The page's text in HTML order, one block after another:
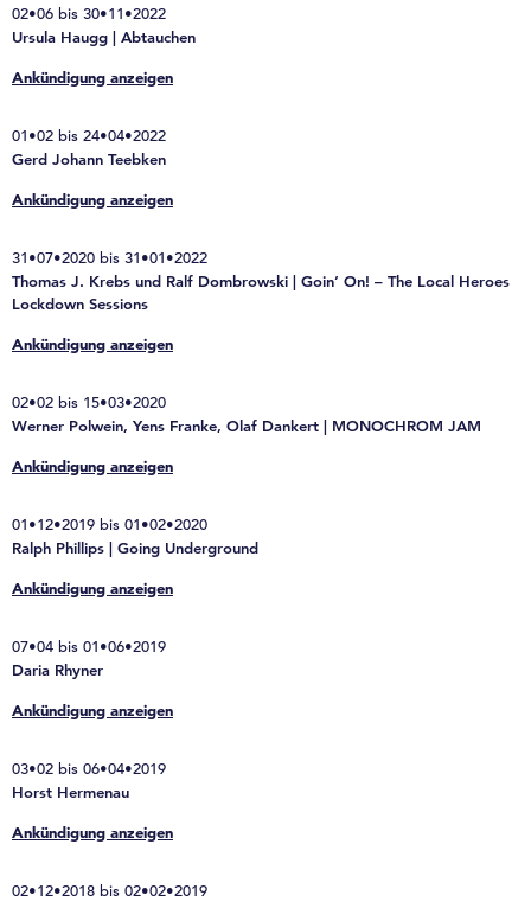
02•06 bis 30•11•2022
Ursula Haugg | Abtauchen
Ankündigung anzeigen
01•02 bis 24•04•2022
Gerd Johann Teebken
Ankündigung anzeigen
31•07•2020 bis 31•01•2022
Thomas J. Krebs und Ralf Dombrowski | Goin’ On! – The Local Heroes
Lockdown Sessions
Ankündigung anzeigen
02•02 bis 15•03•2020
Werner Polwein, Yens Franke, Olaf Dankert | MONOCHROM JAM
Ankündigung anzeigen
01•12•2019 bis 01•02•2020
Ralph Phillips | Going Underground
Ankündigung anzeigen
07•04 bis 01•06•2019
Daria Rhyner
Ankündigung anzeigen
03•02 bis 06•04•2019
Horst Hermenau
Ankündigung anzeigen
02•12•2018 bis 02•02•2019